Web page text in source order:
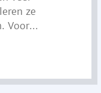
ze
Voor...